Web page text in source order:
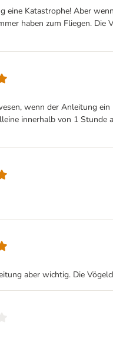
Katastrophe! Aber
haben zum Fliegen.
wenn der Anleitung
innerhalb von 1
aber wichtig. Die